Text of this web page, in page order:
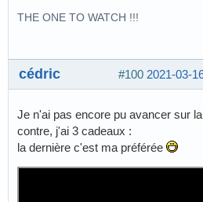
THE ONE TO WATCH !!!
#100 2021-03-
cédric
Je n'ai pas encore pu avancer sur
contre, j'ai 3 cadeaux :
la dernière c'est ma préférée